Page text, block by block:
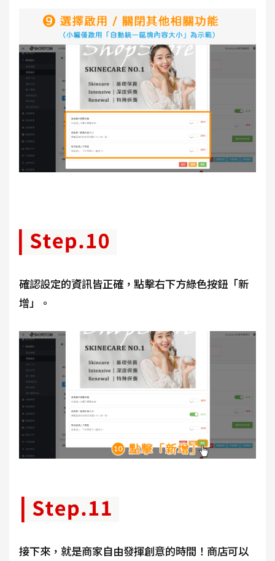
確認設定的資訊皆正確，點擊右下方綠色按鈕「新
增」。
接下來，就是商家自由發揮創意的時間！商店可以